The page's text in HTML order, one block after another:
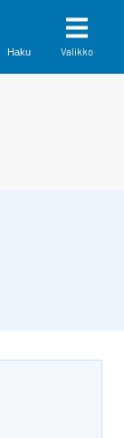
Haku Valikko